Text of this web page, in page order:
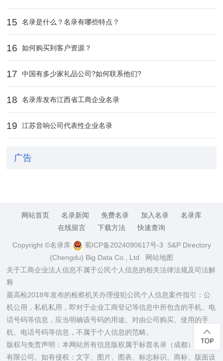
15 名录是什么？名录有哪些特点？
16 如何购买到客户资源？
17 中国有多少家礼品公司?如何联系他们?
18 名录库发布江西省工商企业名录
19 江苏音响公司代表性企业名录
广告
网站首页 名录新闻 免费名录 加入名录
名录库
在线留言
下载方法 快速查询
Copyright ©名录库 蜀ICP备2024090617号-3 S&P Directory
(Chengdu) Big Data Co., Ltd
网站地图
关于工商企业法人信息不属于公民个人信息的相关法律法规及司法解
释
最高检2018年发布的检察机关办理侵犯公民个人信息案件指引：公
机公用，私机私用，即对于企业工商登记等信息中所包含的手机、电
话号码等信息，应当明确该号码的用途。对由公司购买、使用的手
机、电话号码等信息，不属于个人信息的范畴。
版权与免责声明：本网站所有信息版权属于标普名录（成都）大数据
有限公司。如有侵权：文字、图片、图表、标志标识、商标、版面设